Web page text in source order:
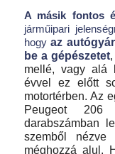
A másik fontos
járműipari
hogyaz
be a gépészetet,
mellé, vagy alá
évvel ez előtt
motortérben. Az
Peugeot
darabszámban
szemből
méghozzá alul.